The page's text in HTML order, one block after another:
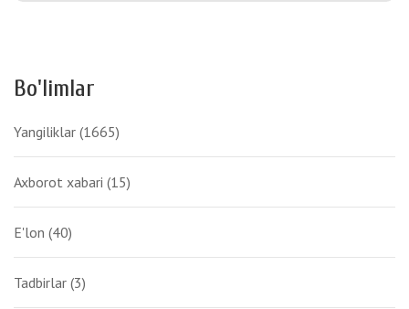
Bo'limlar
Yangiliklar (1665)
Axborot xabari (15)
E'lon (40)
Tadbirlar (3)